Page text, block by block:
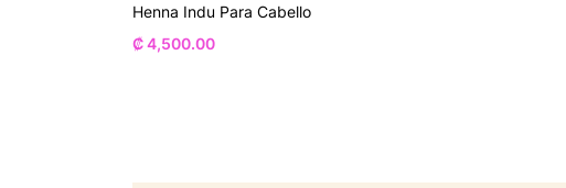
Henna Indu Para Cabello
₡4,500.00